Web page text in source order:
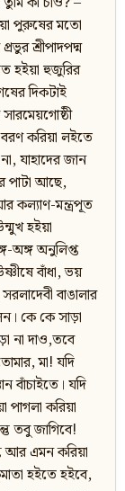
পুরুষের মতো
শ্রীপাদপদ্ম
হইয়া হুজুরির
দিকটাই
করিয়া লইতে
যাহাদের জান
পাটা আছে,
কল্যাণ-মন্ত্রপূত
হইয়া
অঙ্গ অনুলিপ্ত
বাঁধা, ভয়
বাঙালার
কে কে সাড়া
না দাও,তবে
মা! যদি
বাঁচাইতে। যদি
পাগলা করিয়া
তবু জাগিবে!
আর এমন করিয়া
হইতে হইবে,